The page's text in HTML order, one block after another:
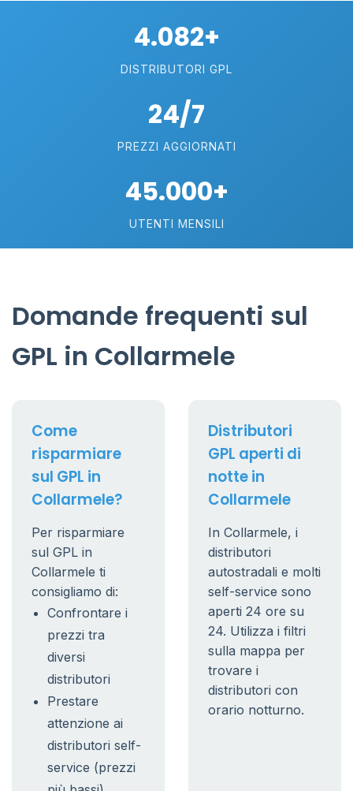
4.082+
DISTRIBUTORI GPL
24/7
PREZZI AGGIORNATI
45.000+
UTENTI MENSILI
Domande frequenti sul
GPL in Collarmele
Come
risparmiare
sul GPL in
Collarmele?
Per risparmiare
sul GPL in
Collarmele ti
consigliamo di:
Confrontare i
prezzi tra
diversi
distributori
Prestare
attenzione ai
distributori self-
service (prezzi
Distributori
GPL aperti di
notte in
Collarmele
In Collarmele, i
distributori
autostradali e molti
self-service sono
aperti 24 ore su
24. Utilizza i filtri
sulla mappa per
trovare i
distributori con
orario notturno.